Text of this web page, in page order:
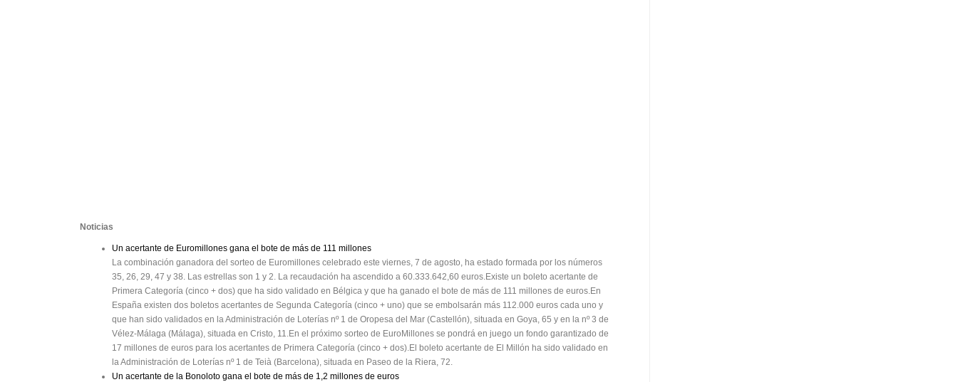
Noticias
Un acertante de Euromillones gana el bote de más de 111 millones
La combinación ganadora del sorteo de Euromillones celebrado este viernes, 7 de agosto, ha estado formada por los números
35, 26, 29, 47 y 38. Las estrellas son 1 y 2. La recaudación ha ascendido a 60.333.642,60 euros.Existe un boleto acertante de
Primera Categoría (cinco + dos) que ha sido validado en Bélgica y que ha ganado el bote de más de 111 millones de euros.En
España existen dos boletos acertantes de Segunda Categoría (cinco + uno) que se embolsarán más 112.000 euros cada uno y
que han sido validados en la Administración de Loterías nº 1 de Oropesa del Mar (Castellón), situada en Goya, 65 y en la nº 3 de
Vélez-Málaga (Málaga), situada en Cristo, 11.En el próximo sorteo de EuroMillones se pondrá en juego un fondo garantizado de
17 millones de euros para los acertantes de Primera Categoría (cinco + dos).El boleto acertante de El Millón ha sido validado en
la Administración de Loterías nº 1 de Teià (Barcelona), situada en Paseo de la Riera, 72.
Un acertante de la Bonoloto gana el bote de más de 1,2 millones de euros